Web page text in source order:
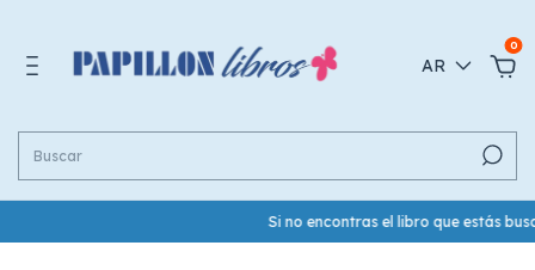
AR
0
Si no encontras el libro que estás